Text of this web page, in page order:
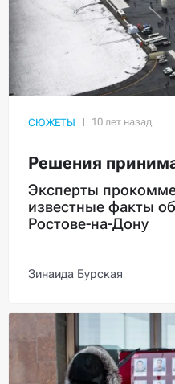
СЮЖЕТЫ
Решения
Эксперты
известные факты
Ростове-на-Дону
Зинаида Бурская